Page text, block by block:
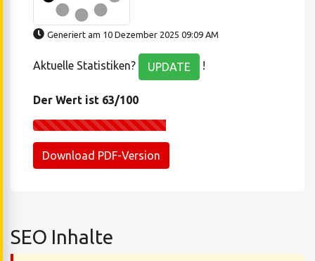
Generiert am 10 Dezember 2025 09:09 AM
Aktuelle Statistiken? UPDATE !
Der Wert ist 63/100
Download PDF-Version
SEO Inhalte